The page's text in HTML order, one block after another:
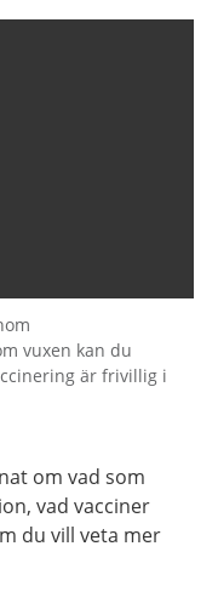
vuxen kan du
är frivillig i
om vad som
vad vacciner
du vill veta mer